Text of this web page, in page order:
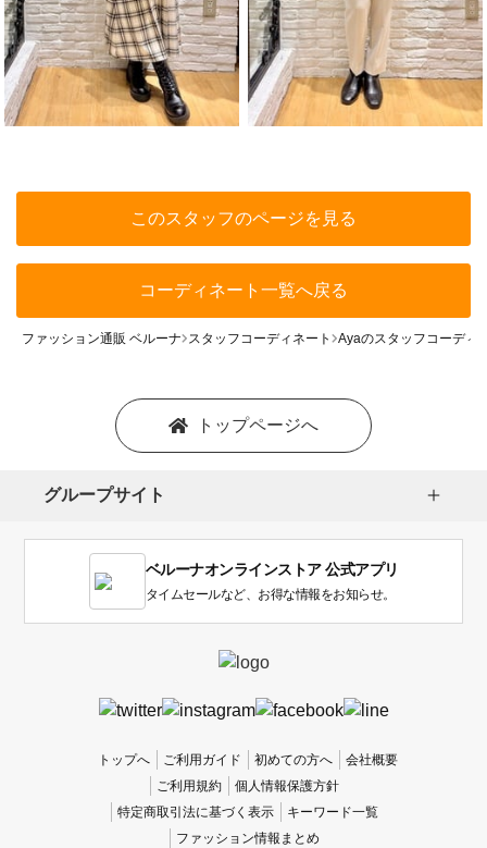
このスタッフのページを見る
コーディネート一覧へ戻る
ファッション通販 ベルーナ スタッフコーディネート Ayaのスタッフコーディ
トップページへ
グループサイト
ベルーナオンラインストア 公式アプリ
タイムセールなど、お得な情報をお知らせ。
トップへ ご利用ガイド 初めての方へ
会社概要
ご利用規約
個人情報保護方針
特定商取引法に基づく表示
キーワード一覧
ファッション情報まとめ